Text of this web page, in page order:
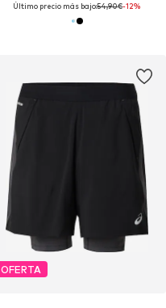
Último precio más bajo:54,90€-12%
OFERTA